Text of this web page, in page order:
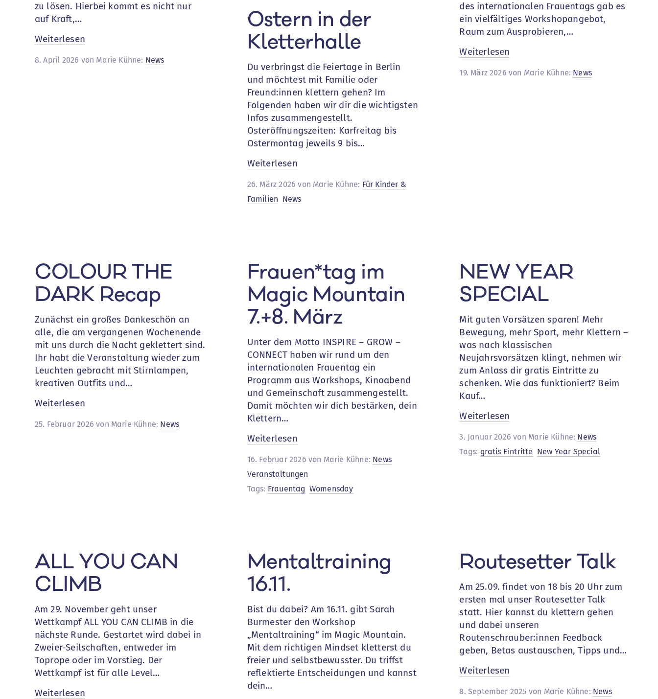
zu lösen. Hierbei kommt es nicht nur
auf Kraft,…
Weiterlesen
Kids
8. April 2026 von Marie Kühne: News
Ostern in der
Kletterhalle
Du verbringst die Feiertage in Berlin
und möchtest mit Familie oder
Freund:innen klettern gehen? Im
Folgenden haben wir dir die wichtigsten
Infos zusammengestellt.
Osteröffnungszeiten: Karfreitag bis
Ostermontag jeweils 9 bis…
Weiterlesen:
in
der
26. März 2026 von Marie Kühne: Für Kinder &
Familien News
des internationalen Frauentags gab es
ein vielfältiges Workshopangebot,
Raum zum Ausprobieren,…
Weiterlesen
RECAP
19. März 2026 von Marie Kühne: News
COLOUR THE
DARK Recap
Zunächst ein großes Dankeschön an
alle, die am vergangenen Wochenende
mit uns durch die Nacht geklettert sind.
Ihr habt die Veranstaltung wieder zum
Leuchten gebracht mit Stirnlampen,
kreativen Outfits und…
Weiterlesen
THE
25. Februar 2026 von Marie Kühne: News
Frauen*tag im
Magic Mountain
7.+8. März
Unter dem Motto INSPIRE – GROW –
CONNECT haben wir rund um den
internationalen Frauentag ein
Programm aus Workshops, Kinoabend
und Gemeinschaft zusammengestellt.
Damit möchten wir dich bestärken, dein
Klettern…
Weiterlesen:
im
Magic
Mountain
16. Februar 2026 von Marie Kühne: News
Veranstaltungen
Tags: Frauentag Womensday
NEW YEAR
SPECIAL
Mit guten Vorsätzen sparen! Mehr
Bewegung, mehr Sport, mehr Klettern –
was nach klassischen
Neujahrsvorsätzen klingt, nehmen wir
zum Anlass dir gratis Eintritte zu
schenken. Wie das funktioniert? Beim
Kauf…
Weiterlesen
YEAR
SPECIAL
3. Januar 2026 von Marie Kühne: News
Tags: gratis Eintritte New Year Special
ALL YOU CAN
CLIMB
Am 29. November geht unser
Wettkampf ALL YOU CAN CLIMB in die
nächste Runde. Gestartet wird dabei in
Zweier-Seilschaften, entweder im
Toprope oder im Vorstieg. Der
Wettkampf ist für alle Level…
Weiterlesen
Mentaltraining
16.11.
Bist du dabei? Am 16.11. gibt Sarah
Burmester den Workshop
„Mentaltraining“ im Magic Mountain.
Mit dem richtigen Mindset kletterst du
freier und selbstbewusster. Du triffst
reflektierte Entscheidungen und kannst
dein…
Routesetter Talk
Am 25.09. findet von 18 bis 20 Uhr zum
ersten mal unser Routesetter Talk
statt. Hier kannst du klettern gehen
und dabei unseren
Routenschrauber:innen Feedback
geben, Betas austauschen, Tipps und…
Weiterlesen
Talk
8. September 2025 von Marie Kühne: News